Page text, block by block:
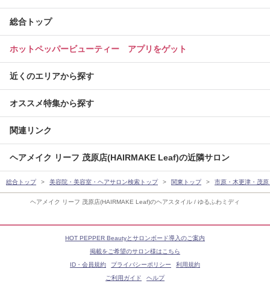
ヘアメイク リーフ 茂原店(HAIRMAKE Leaf)のヘアスタイル / ゆるふわミディ
総合トップ
ホットペッパービューティー アプリをゲット
近くのエリアから探す
オススメ特集から探す
関連リンク
ヘアメイク リーフ 茂原店(HAIRMAKE Leaf)の近隣サロン
総合トップ 美容院・美容室・ヘアサロン検索トップ 関東トップ 市原・木更津・茂
HOT PEPPER Beautyとサロンボード導入のご案内
掲載をご希望のサロン様はこちら
ID・会員規約
プライバシーポリシー
利用規約
ご利用ガイド
ヘルプ